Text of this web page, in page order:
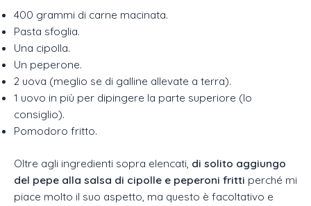
400 grammi di carne macinata.
Pasta sfoglia.
Una cipolla.
Un peperone.
2 uova (meglio se di galline allevate a terra).
1 uovo in più per dipingere la parte superiore (lo
consiglio).
Pomodoro fritto.
Oltre agli ingredienti sopra elencati, di solito aggiungo
del pepe alla salsa di cipolle e peperoni fritti perché mi
piace molto il suo aspetto, ma questo è facoltativo e